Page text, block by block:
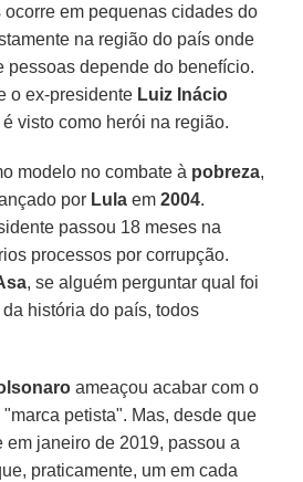
em pequenas cidades do
na região do país onde
pessoas depende do benefício.
o ex-presidente Luiz Inácio
visto como herói na região.
modelo no combate à pobreza,
por Lula em2004.
passou 18 meses na
processos por corrupção.
, se alguém perguntar qual foi
história do país, todos
ameaçou acabar com o
petista". Mas, desde que
em janeiro de 2019, passou a
praticamente, um em cada